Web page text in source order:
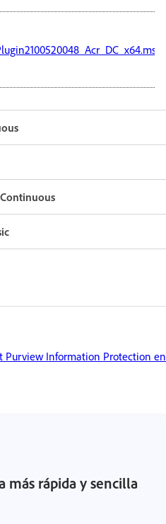
Purview Information Protection en
más rápida y sencilla